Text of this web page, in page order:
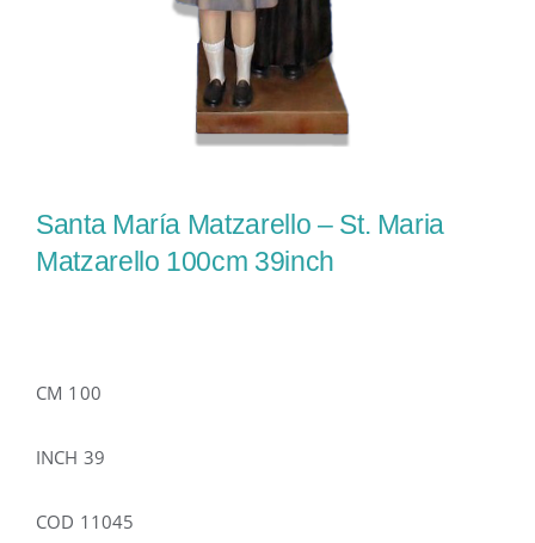
Santa María Matzarello – St. Maria
Matzarello 100cm 39inch
CM 100
INCH 39
COD 11045